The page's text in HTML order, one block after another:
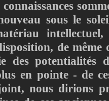
sous le
de même
des potentialités
en pointe - de
nous dirions